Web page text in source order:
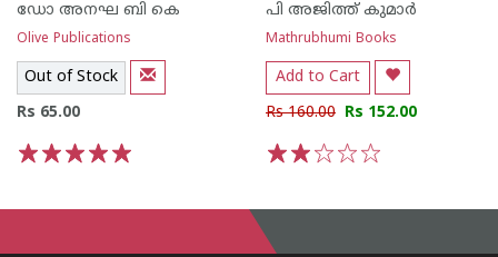
ഡോ അനഘ ബി കെ
Olive Publications
Out of Stock
Rs 65.00
പി അജിത്ത് കുമാര്‍
Mathrubhumi Books
Add to Cart
Rs 160.00 Rs 152.00